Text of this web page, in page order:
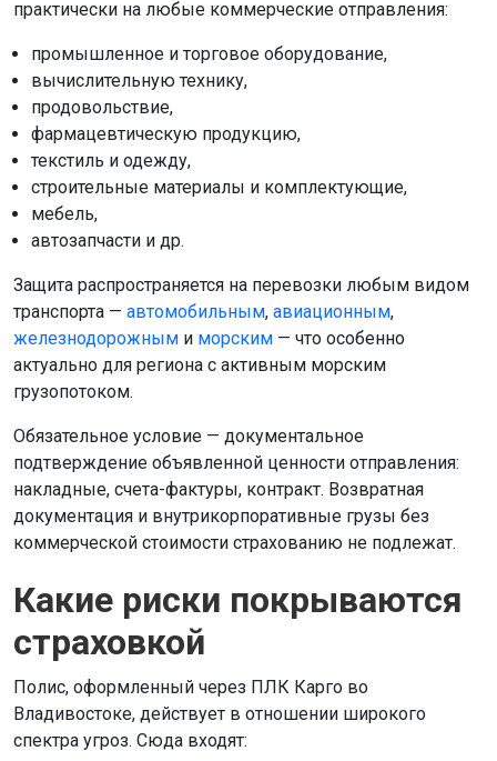
практически на любые коммерческие отправления:
промышленное и торговое оборудование,
вычислительную технику,
продовольствие,
фармацевтическую продукцию,
текстиль и одежду,
строительные материалы и комплектующие,
мебель,
автозапчасти и др.
Защита распространяется на перевозки любым видом
транспорта — автомобильным, авиационным,
железнодорожным и морским — что особенно
актуально для региона с активным морским
грузопотоком.
Обязательное условие — документальное
подтверждение объявленной ценности отправления:
накладные, счета-фактуры, контракт. Возвратная
документация и внутрикорпоративные грузы без
коммерческой стоимости страхованию не подлежат.
Какие риски покрываются
страховкой
Полис, оформленный через ПЛК Карго во
Владивостоке, действует в отношении широкого
спектра угроз. Сюда входят: